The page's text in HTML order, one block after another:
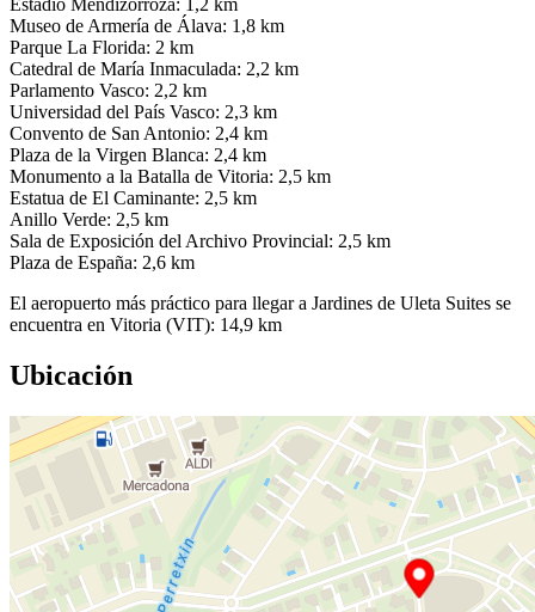
Estadio Mendizorroza: 1,2 km
Museo de Armería de Álava: 1,8 km
Parque La Florida: 2 km
Catedral de María Inmaculada: 2,2 km
Parlamento Vasco: 2,2 km
Universidad del País Vasco: 2,3 km
Convento de San Antonio: 2,4 km
Plaza de la Virgen Blanca: 2,4 km
Monumento a la Batalla de Vitoria: 2,5 km
Estatua de El Caminante: 2,5 km
Anillo Verde: 2,5 km
Sala de Exposición del Archivo Provincial: 2,5 km
Plaza de España: 2,6 km
El aeropuerto más práctico para llegar a Jardines de Uleta Suites se
encuentra en Vitoria (VIT): 14,9 km
Ubicación